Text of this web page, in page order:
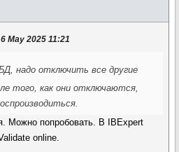
May 2025 11:21
надо отключить все другие
того, как они отключаются,
Можно попробовать. В IBExpert
online.